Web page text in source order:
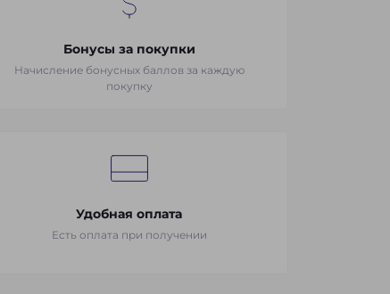
Бонусы за покупки
Начисление бонусных баллов за каждую
покупку
Удобная оплата
Есть оплата при получении